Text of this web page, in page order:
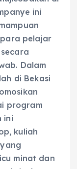
ini
pelajar
Dalam
di Bekasi
program
ini
kuliah
minat dan